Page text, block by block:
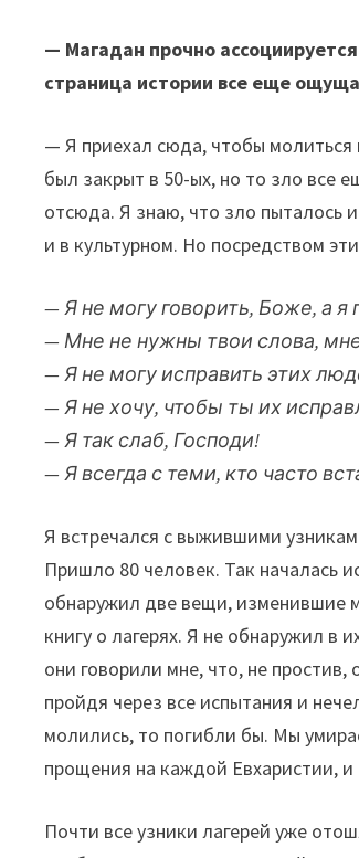
— Магадан прочно
страница истории все еще
— Я приехал сюда, чтобы молиться
был закрыт в 50-ых, но то зло все
отсюда. Я знаю, что зло пыталось
и в культурном. Но посредством
— Я не могу говорить, Боже, а
— Мне не нужны твои слова,
— Я не могу исправить этих
— Я не хочу, чтобы ты их
— Я так слаб, Господи!
— Я всегда с теми, кто часто
Я встречался с выжившими
Пришло 80 человек. Так началась
обнаружил две вещи, изменившие
книгу о лагерях. Я не обнаружил в
они говорили мне, что, не
пройдя через все испытания и
молились, то погибли бы. Мы
прощения на каждой Евхаристии,
Почти все узники лагерей уже